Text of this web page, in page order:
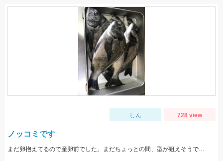
しん 728 view
ノッコミです
まだ卵抱えてるので産卵前でした。まだちょっとの間、型が狙えそうです。